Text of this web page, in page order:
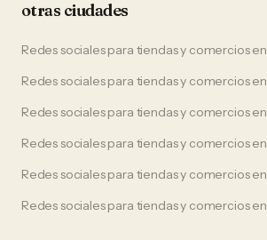
otras ciudades
Redes socialespara tiendas y comerciosen
Redes socialespara tiendas y comerciosen
Redes socialespara tiendas y comerciosen
Redes socialespara tiendas y comerciosen
Redes socialespara tiendas y comerciosen
Redes socialespara tiendas y comerciosen